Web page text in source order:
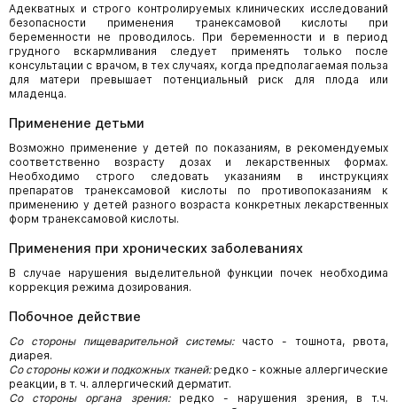
Адекватных и строго контролируемых клинических исследований
безопасности применения транексамовой кислоты при
беременности не проводилось. При беременности и в период
грудного вскармливания следует применять только после
консультации с врачом, в тех случаях, когда предполагаемая польза
для матери превышает потенциальный риск для плода или
младенца.
Применение детьми
Возможно применение у детей по показаниям, в рекомендуемых
соответственно возрасту дозах и лекарственных формах.
Необходимо строго следовать указаниям в инструкциях
препаратов транексамовой кислоты по противопоказаниям к
применению у детей разного возраста конкретных лекарственных
форм транексамовой кислоты.
Применения при хронических заболеваниях
В случае нарушения выделительной функции почек необходима
коррекция режима дозирования.
Побочное действие
Со стороны пищеварительной системы:часто - тошнота, рвота,
диарея.
Со стороны кожи и подкожных тканей:редко - кожные аллергические
реакции, в т. ч. аллергический дерматит.
Со стороны органа зрения:редко - нарушения зрения, в т.ч.